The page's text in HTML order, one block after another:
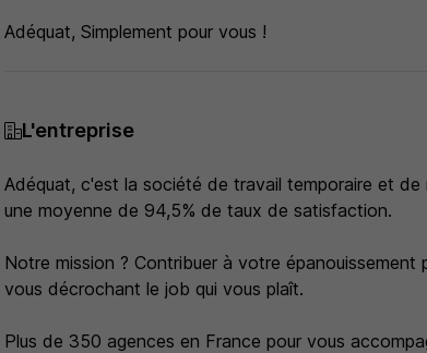
Adéquat, Simplement pour vous !
L'entreprise
Adéquat, c'est la société de travail temporaire et
une moyenne de 94,5% de taux de satisfaction.
Notre mission ? Contribuer à votre
vous décrochant le job qui vous plaît.
Plus de 350 agences en France pour vous